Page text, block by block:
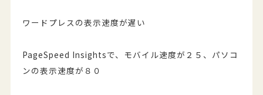
ワードプレスの表示速度が遅い
PageSpeed Insightsで、モバイル速度が２５、パソコ
ンの表示速度が８０